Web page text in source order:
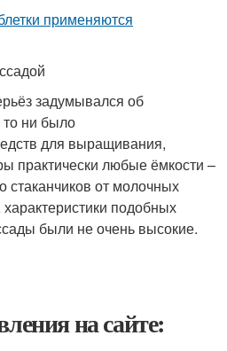
задумывался об
то ни было
для выращивания,
практически любые ёмкости –
стаканчиков от молочных
подобных
были не очень высокие.
на сайте: